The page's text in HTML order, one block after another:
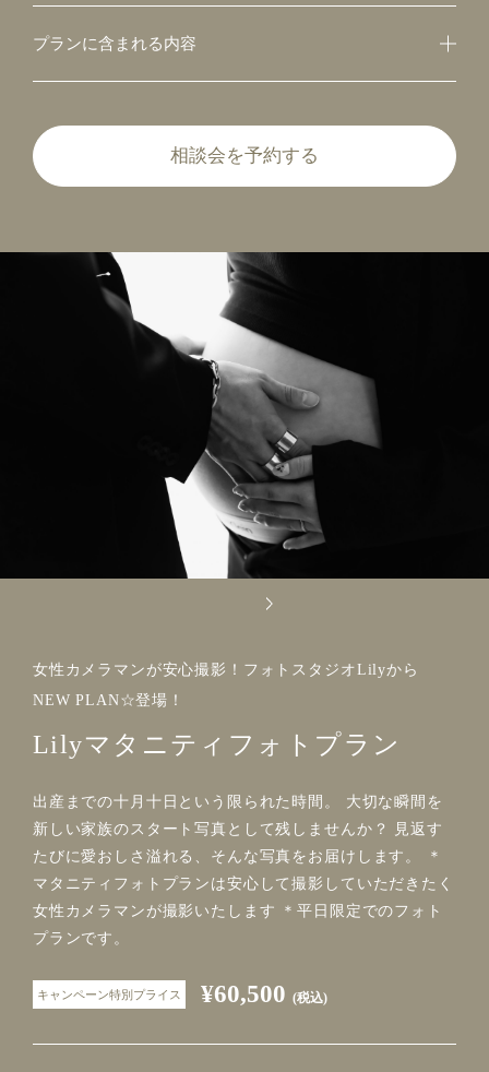
プランに含まれる内容
相談会を予約する
女性カメラマンが安心撮影！フォトスタジオLilyから
NEW PLAN☆登場！
Lilyマタニティフォトプラン
出産までの十月十日という限られた時間。 大切な瞬間を
新しい家族のスタート写真として残しませんか？ 見返す
たびに愛おしさ溢れる、そんな写真をお届けします。 ＊
マタニティフォトプランは安心して撮影していただきたく
女性カメラマンが撮影いたします ＊平日限定でのフォト
プランです。
キャンペーン特別プライス ¥60,500 (税込)